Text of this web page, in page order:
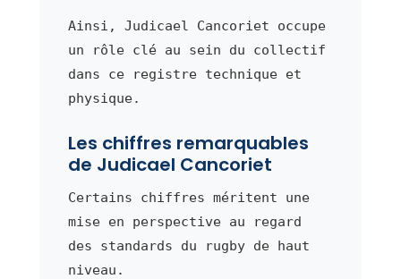
Ainsi, Judicael Cancoriet occupe
un rôle clé au sein du collectif
dans ce registre technique et
physique.
Les chiffres remarquables
de Judicael Cancoriet
Certains chiffres méritent une
mise en perspective au regard
des standards du rugby de haut
niveau.